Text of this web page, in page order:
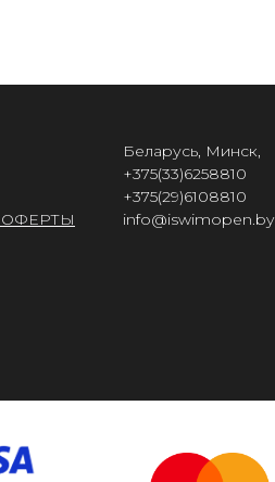
Беларусь, Минск,
+375(33)6258810
+375(29)6108810
info@iswimopen.by